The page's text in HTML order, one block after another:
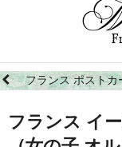
フランス ポストカ
フランス イ